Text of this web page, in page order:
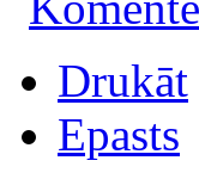
Drukāt
Epasts